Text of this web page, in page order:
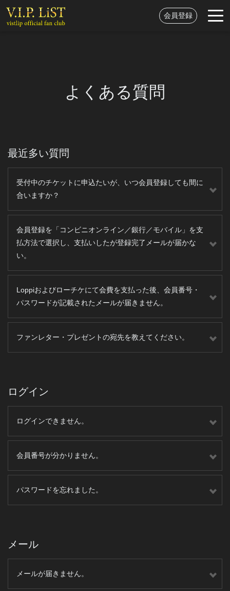
会員登録
よくある質問
最近多い質問
受付中のチケットに申込たいが、いつ会員登録しても間に
合いますか？
会員登録を「コンビニオンライン／銀行／モバイル」を支
払方法で選択し、支払いしたが登録完了メールが届かな
い。
Loppiおよびローチケにて会費を支払った後、会員番号・
パスワードが記載されたメールが届きません。
ファンレター・プレゼントの宛先を教えてください。
ログイン
ログインできません。
会員番号が分かりません。
パスワードを忘れました。
メール
メールが届きません。